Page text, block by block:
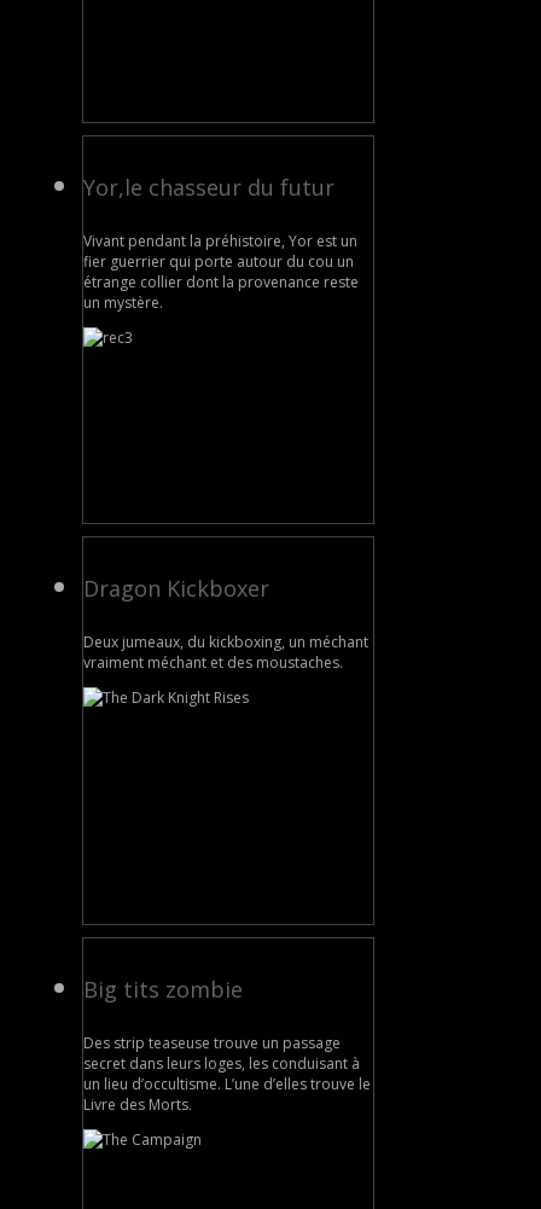
Yor,le chasseur du futur
Vivant pendant la préhistoire, Yor est un
fier guerrier qui porte autour du cou un
étrange collier dont la provenance reste
un mystère.
Dragon Kickboxer
Deux jumeaux, du kickboxing, un méchant
vraiment méchant et des moustaches.
Big tits zombie
Des strip teaseuse trouve un passage
secret dans leurs loges, les conduisant à
un lieu d’occultisme. L’une d’elles trouve le
Livre des Morts.